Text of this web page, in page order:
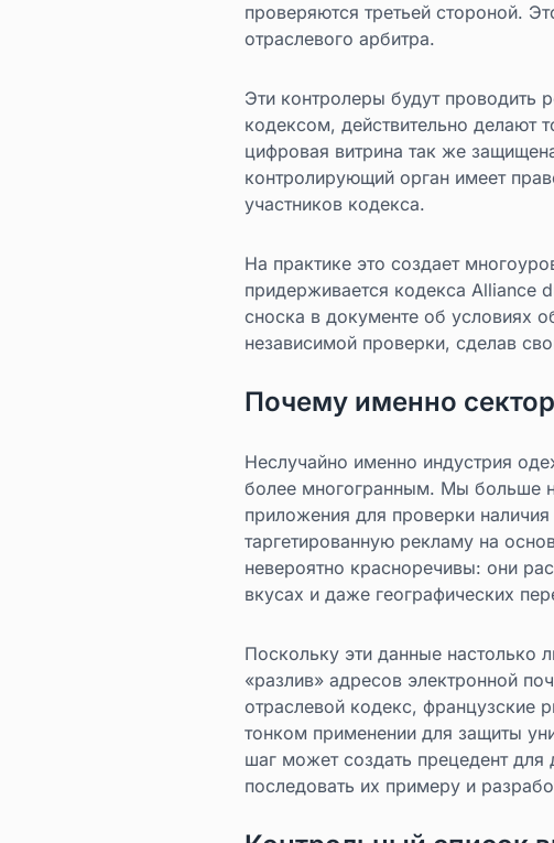
проверяются третьей стороной.
отраслевого арбитра.
Эти контролеры будут проводить
кодексом, действительно делают
цифровая витрина так же
контролирующий орган имеет
участников кодекса.
На практике это создает
придерживается кодекса Alliance
сноска в документе об условиях
независимой проверки, сделав
Почему именно
Неслучайно именно индустрия
более многогранным. Мы больше
приложения для проверки
таргетированную рекламу на
невероятно красноречивы: они
вкусах и даже географических
Поскольку эти данные настолько
«разлив» адресов электронной
отраслевой кодекс, французские
тонком применении для защиты
шаг может создать прецедент
последовать их примеру и